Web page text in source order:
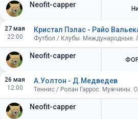
Neofit-capper
27 мая
22:00
Neofit-capper
Кристал Пэлас - Райо
26 мая
12:00
Neofit-capper
А.Уолтон - Д.Медведев